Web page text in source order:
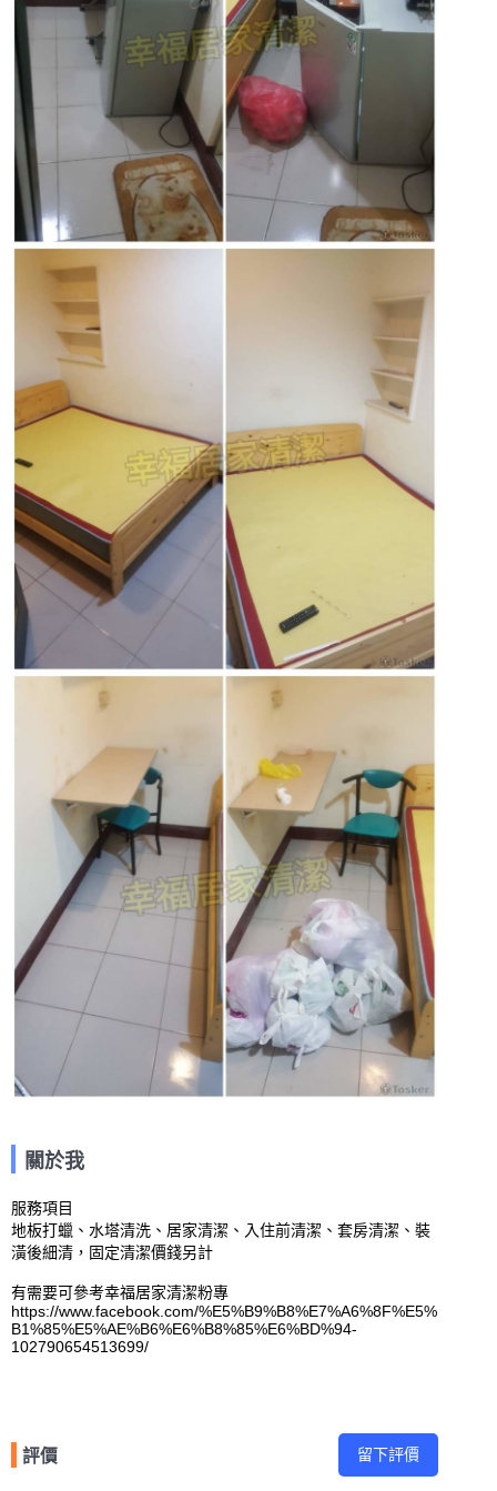
關於我
服務項目
地板打蠟、水塔清洗、居家清潔、入住前清潔、套房清潔、裝
潢後細清，固定清潔價錢另計
有需要可參考幸福居家清潔粉專
https://www.facebook.com/%E5%B9%B8%E7%A6%8F%E5%
B1%85%E5%AE%B6%E6%B8%85%E6%BD%94-
102790654513699/
評價 留下評價